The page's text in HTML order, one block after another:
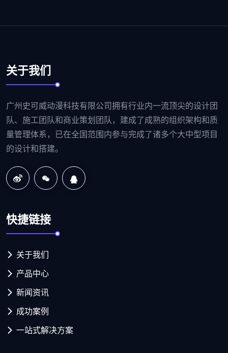
关于我们
广州史可威动漫科技有限公司拥有行业内一流顶尖的设计团
队、施工团队和商业策划团队，建成了成熟的组织架构和质
量管理体系，已在全国范围内参与完成了诸多个大中型项目
的设计和搭建。
快捷链接
关于我们
产品中心
新闻资讯
成功案例
一站式解决方案